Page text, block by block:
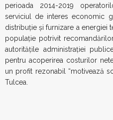
perioada 2014-2019
serviciul de interes economic
distribuție și furnizare a energiei
populație potrivit
autoritățile administrației
pentru acoperirea costurilor
un profit rezonabil “motivează
Tulcea.